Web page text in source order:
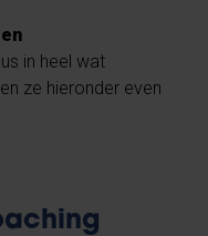
in heel wat
ze hieronder even